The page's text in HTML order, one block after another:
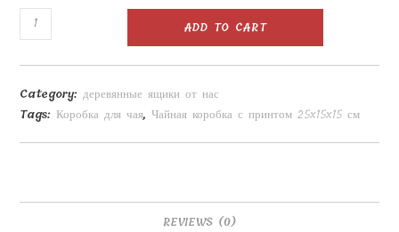
Чайная
коробка
с
принтом
25x15x15
ADD TO CART
Category:деревянные ящики от нас
Tags: Коробка для чая,Чайная коробка с принтом 25x15x15 см
REVIEWS (0)